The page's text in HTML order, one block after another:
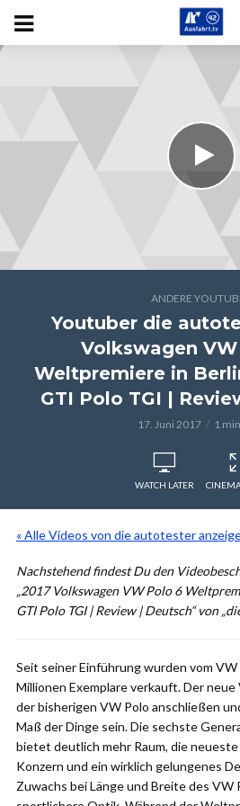
ANDERE
Youtuber die
Volkswagen
Weltpremiere in
GTI Polo TGI |
17. Juni 2017 1
WATCH LATER
« Alle Videos von die autotester
Nachstehend findest Du den
„2017 Volkswagen VW Polo 6
GTI Polo TGI | Review | Deutsch“ von
Seit seiner Einführung wurden vom VW
Millionen Exemplare verkauft. Der
der bisherigen VW Polo anschließen
Maß der Dinge sein. Die sechste
bietet deutlich mehr Raum, die
Konzern und ein wirklich gelungenes
Zuwachs bei Länge und Breite des